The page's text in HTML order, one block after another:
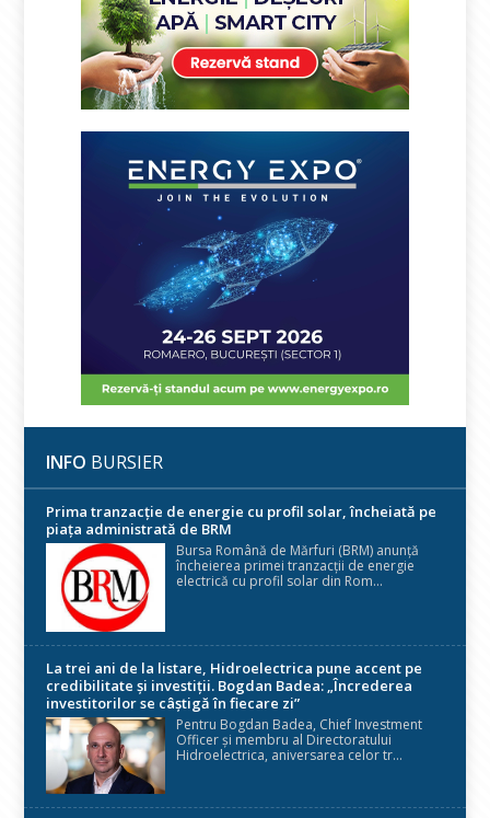
INFO BURSIER
Prima tranzacție de energie cu profil solar, încheiată pe
piața administrată de BRM
Bursa Română de Mărfuri (BRM) anunță
încheierea primei tranzacții de energie
electrică cu profil solar din Rom...
La trei ani de la listare, Hidroelectrica pune accent pe
credibilitate și investiții. Bogdan Badea: „Încrederea
investitorilor se câștigă în fiecare zi”
Pentru Bogdan Badea, Chief Investment
Officer și membru al Directoratului
Hidroelectrica, aniversarea celor tr...